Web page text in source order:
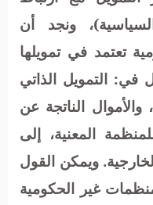
ونجد أن
تعتمد في تمويلها
في: التمويل الذاتي
الناتجة عن
المعنية، إلى
ويمكن القول
غير الحكومية